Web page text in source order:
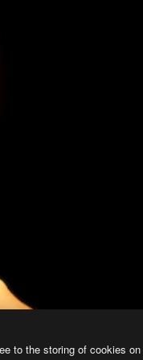
to the storing of cookies